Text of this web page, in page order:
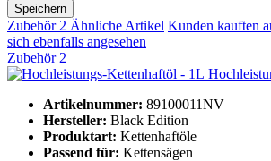
Speichern
Zubehör 2 Ähnliche Artikel Kunden kauften
sich ebenfalls angesehen
Zubehör 2
Artikelnummer: 89100011NV
Hersteller: Black Edition
Produktart: Kettenhaftöle
Passend für: Kettensägen